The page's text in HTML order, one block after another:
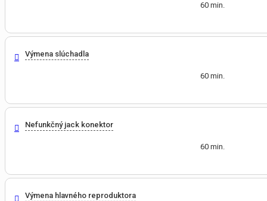
60 min.
Výmena slúchadla
60 min.
Nefunkčný jack konektor
60 min.
Výmena hlavného reproduktora